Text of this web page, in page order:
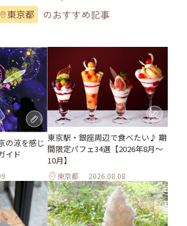
東京都 のおすすめ記事
の涼を感じ
イド
東京駅・銀座周辺で食べたい♪ 期
間限定パフェ34選【2026年8月～
10月】
東京都 2026.08.08